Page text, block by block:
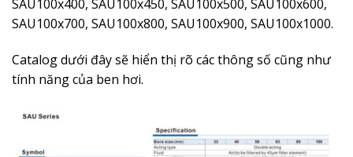
SAU100x400, SAU100x450, SAU100x500, SAU100x600,
SAU100x700, SAU100x800, SAU100x900, SAU100x1000.
Catalog dưới đây sẽ hiển thị rõ các thông số cũng như
tính năng của ben hơi.